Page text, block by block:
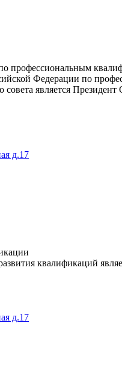
профессиональным
Федерации по
является
д.17
квалификаций
д.17